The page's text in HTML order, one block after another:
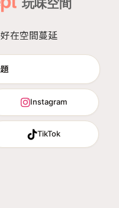
在空間蔓延
Instagram
TikTok